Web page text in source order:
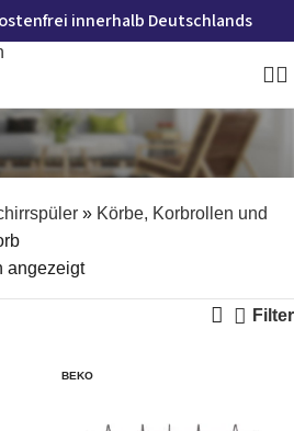
innerhalb Deutschlands
» Körbe, Korbrollen und
angezeigt
Filter
BEKO